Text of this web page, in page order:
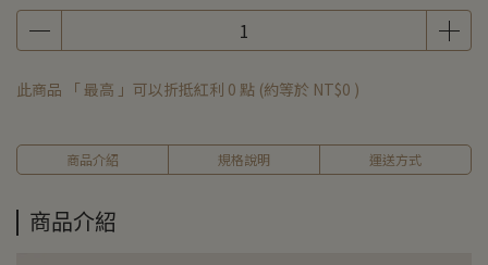
此商品 「 最高 」可以折抵紅利 0 點 (約等於 NT$0 )
商品介紹 規格說明 運送方式
商品介紹